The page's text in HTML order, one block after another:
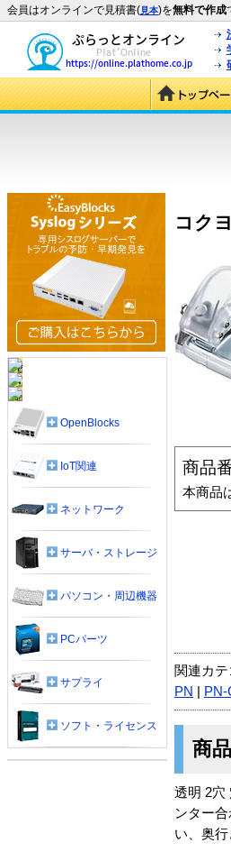
会員はオンラインで見積書(見本)を無料で作成
コク
商品
本商品
関連カテ
PN
PN-
商
透明 2穴
ンター
い、奥行
OpenBlocks
IoT関連
ネットワーク
サーバ・ストレージ
パソコン・周辺機器
PCパーツ
サプライ
ソフト・ライセンス